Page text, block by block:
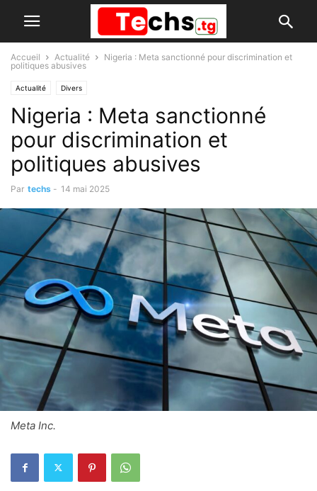
Accueil Actualité
Nigeria : Meta sanctionné pour discrimination et
politiques abusives
Actualité Divers
Nigeria : Meta sanctionné
pour discrimination et
politiques abusives
Par techs - 14 mai 2025
Meta Inc.